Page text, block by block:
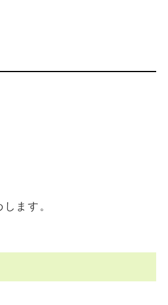
ます。